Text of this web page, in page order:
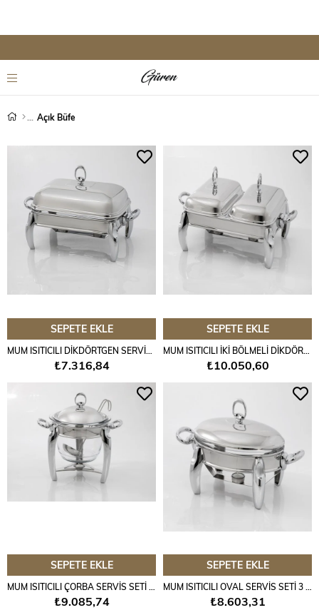
Açık Büfe
SEPETE EKLE
₺7.316,84
SEPETE EKLE
₺10.050,60
SEPETE EKLE
MUM ISITICILI ÇORBA SERVİS SETİ 4 LT SİLVER
₺9.085,74
SEPETE EKLE
MUM ISITICILI OVAL SERVİS SETİ 3 LT. SİLVER
₺8.603,31